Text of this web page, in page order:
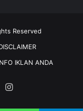
Reserved
IKLAN ANDA
Instagram